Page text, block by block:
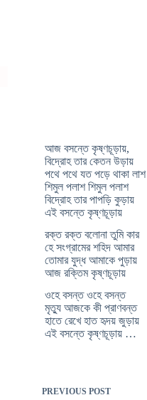
আজ বসন্তে কৃষ্ণচূড়ায়,
বিদ্রোহ তার কেতন উড়ায়
পথে পথে যত পড়ে থাকা লাশ
শিমুল পলাশ শিমুল পলাশ
বিদ্রোহ তার পাপড়ি কুড়ায়
এই বসন্তে কৃষ্ণচূড়ায়
রক্ত রক্ত বলোনা তুমি কার
হে সংগ্রামের শহিদ আমার
তােমার যুদ্ধ আমাকে পুড়ায়
আজ রক্তিম কৃষ্ণচূড়ায়
ওহে বসন্ত ওহে বসন্ত
মৃত্যু আজকে কী প্রাণবন্ত
হাতে রেখে হাত হৃদয় জুড়ায়
এই বসন্তে কৃষ্ণচূড়ায় …
PREVIOUS POST